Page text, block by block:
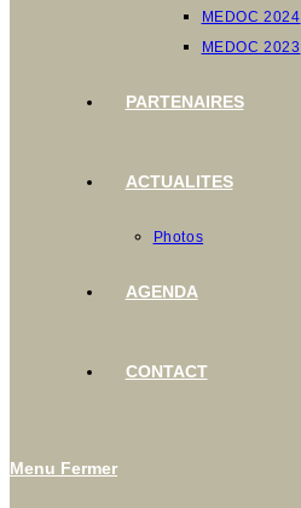
MEDOC 2024
MEDOC 2023
PARTENAIRES
ACTUALITES
Photos
AGENDA
CONTACT
Menu Fermer